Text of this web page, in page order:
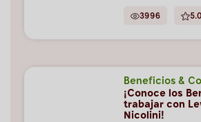
3996 5.0
Beneficios &
¡Conoce los
trabajar con
Nicolini!